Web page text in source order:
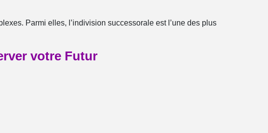
Parmi elles, l’indivision successorale est l’une des plus
votre Futur